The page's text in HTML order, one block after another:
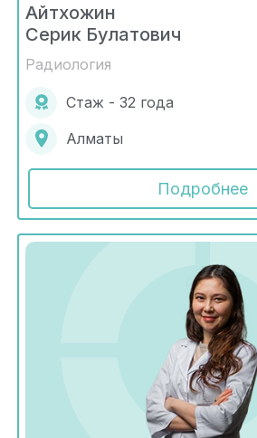
Айтхожин
Серик Булатович
Радиология
Стаж - 32 года
Алматы
Подробнее